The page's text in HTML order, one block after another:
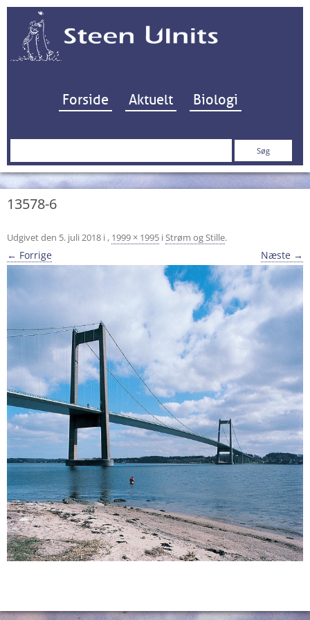
Hop til indhold
Forside Aktuelt Biologi
Søg
13578-6
Udgivet den 5. juli 2018 i , 1999 × 1995 iStrøm og Stille.
← Forrige Næste →